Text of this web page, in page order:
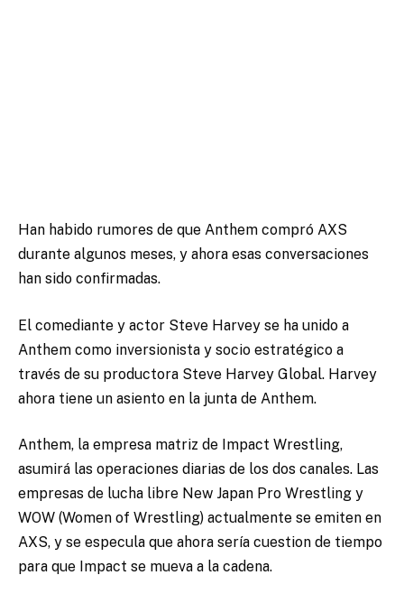
Han habido rumores de que Anthem compró AXS
durante algunos meses, y ahora esas conversaciones
han sido confirmadas.
El comediante y actor Steve Harvey se ha unido a
Anthem como inversionista y socio estratégico a
través de su productora Steve Harvey Global. Harvey
ahora tiene un asiento en la junta de Anthem.
Anthem, la empresa matriz de Impact Wrestling,
asumirá las operaciones diarias de los dos canales. Las
empresas de lucha libre New Japan Pro Wrestling y
WOW (Women of Wrestling) actualmente se emiten en
AXS, y se especula que ahora sería cuestion de tiempo
para que Impact se mueva a la cadena.